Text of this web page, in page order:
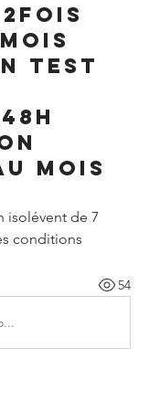
2fois
test
mois
isolévent de 7
conditions
54